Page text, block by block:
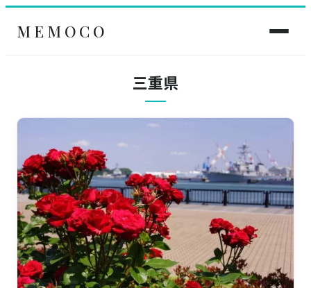
MEMOCO
三重県